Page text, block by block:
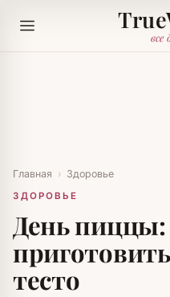
все
Главная › Здоровье
ЗДОРОВЬЕ
День пиццы:
тесто